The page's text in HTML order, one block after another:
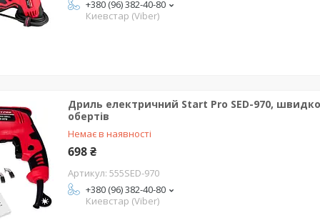
+380 (96) 382-40-80
Киевстар (Viber)
Дриль електричний Start Pro SED-970,
обертів
Немає в наявності
698 ₴
555SED-970
+380 (96) 382-40-80
Киевстар (Viber)